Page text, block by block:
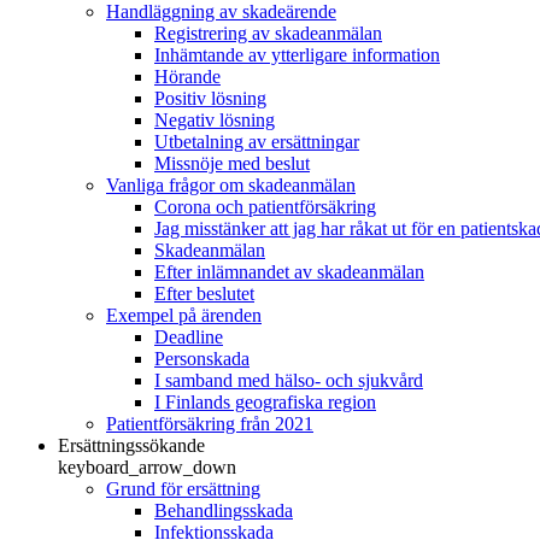
Handläggning av skadeärende
Registrering av skadeanmälan
Inhämtande av ytterligare information
Hörande
Positiv lösning
Negativ lösning
Utbetalning av ersättningar
Missnöje med beslut
Vanliga frågor om skadeanmälan
Corona och patientförsäkring
Jag misstänker att jag har råkat ut för en
Skadeanmälan
Efter inlämnandet av skadeanmälan
Efter beslutet
Exempel på ärenden
Deadline
Personskada
I samband med hälso- och sjukvård
I Finlands geografiska region
Patientförsäkring från 2021
Ersättningssökande
keyboard_arrow_down
Grund för ersättning
Behandlingsskada
Infektionsskada